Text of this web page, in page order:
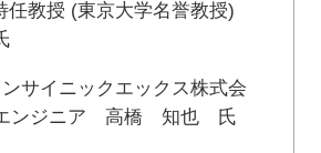
任教授 (東京大学名誉教授)
サイニックエックス株式会
ンジニア 高橋 知也 氏